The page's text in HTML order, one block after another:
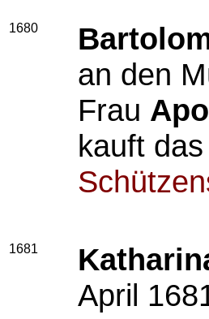
1680
an den
Frau
kauft
1681
April